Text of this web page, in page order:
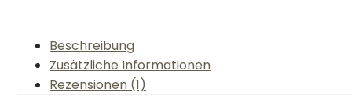
Beschreibung
Zusätzliche Informationen
Rezensionen (1)